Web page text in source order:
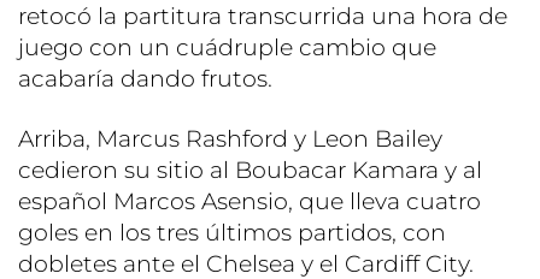
retocó la partitura transcurrida una hora de
juego con un cuádruple cambio que
acabaría dando frutos.
Arriba, Marcus Rashford y Leon Bailey
cedieron su sitio al Boubacar Kamara y al
español Marcos Asensio, que lleva cuatro
goles en los tres últimos partidos, con
dobletes ante el Chelsea y el Cardiff City.